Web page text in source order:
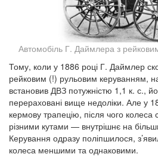
Автомобіль Г. Даймлера з
Тому, коли у 1886 році Г. Даймлер
рейковим (!) рульовим керуванням,
встановив ДВЗ потужністю 1,1 к. с.,
перераховані вище недоліки. Але у
кермову трапецію, після чого колеса
різними кутами — внутрішнє на
Керування одразу поліпшилося, з’
колеса меншими та однаковими.